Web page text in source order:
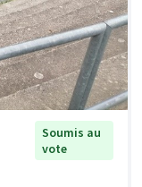
Soumis au
vote